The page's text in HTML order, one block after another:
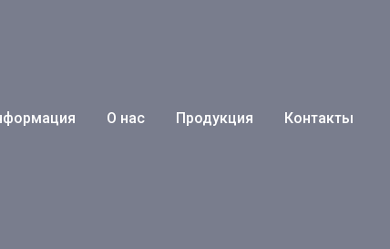
О нас Продукция Контакты